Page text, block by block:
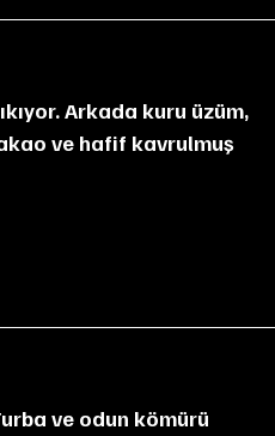
ve hafif kavrulmuş